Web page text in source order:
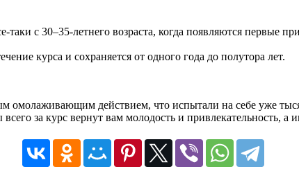
с 30–35-летнего возраста, когда появляются первые
курса и сохраняется от одного года до полутора лет.
действием, что испытали на себе уже
за курс вернут вам молодость и привлекательность,